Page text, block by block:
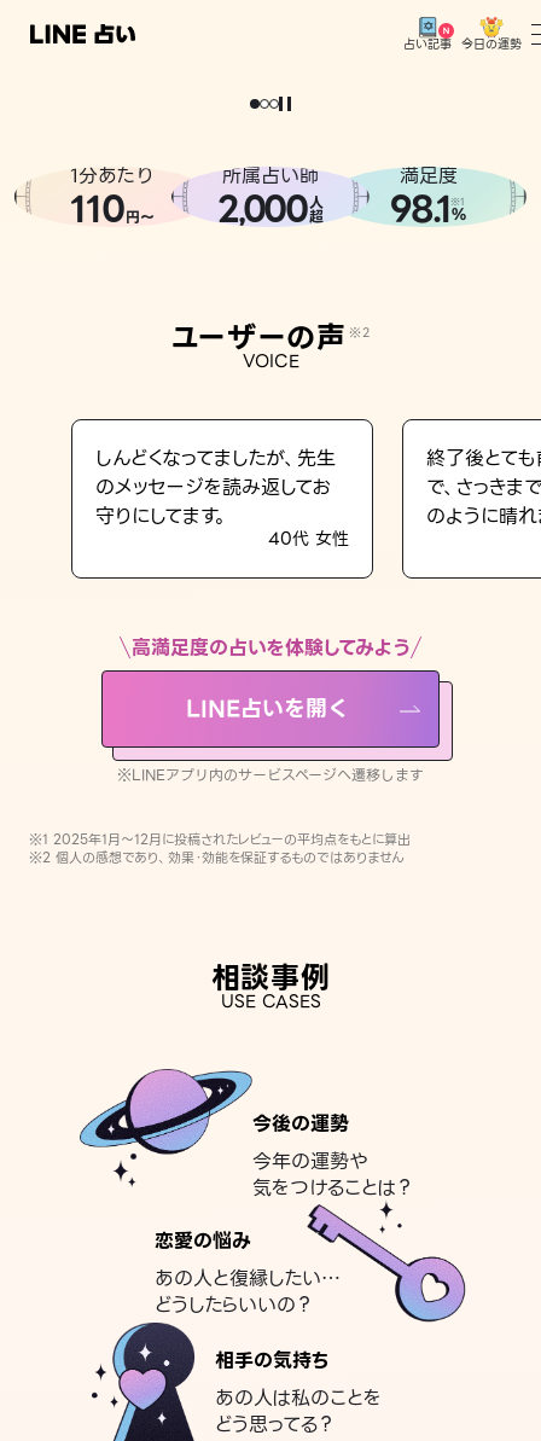
占い記事 今日の運勢
相談事例
LINE占いを開く
※LINEアプリ内のサービスページへ遷移します
どうせなら
。
1分あたり
110円〜
所属占い師
2,000人
超
満足度
98.1※1
%
ユーザーの声 ※2
VOICE
しんどくなってましたが、先生
のメッセージを読み返してお
守りにしてます。
40代 女性
終了後とて
で、さっき
のように晴れ
高満足度の占いを体験してみよう
LINE占いを開く
※LINEアプリ内のサービスページへ遷移します
※1 2025年1月〜12月に投稿されたレビューの平均点をもとに算出
※2 個人の感想であり、効果・効能を保証するものではありません
相談事例
USE CASES
今後の運勢
今年の運勢や
気をつけることは？
恋愛の悩み
あの人と復縁したい…
どうしたらいいの？
相手の気持ち
あの人は私のことを
どう思ってる？